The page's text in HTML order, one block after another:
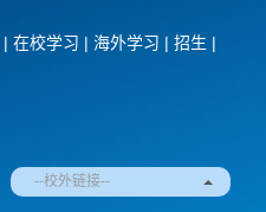
| 在校学习 | 海外学习 | 招生 |
--校外链接--